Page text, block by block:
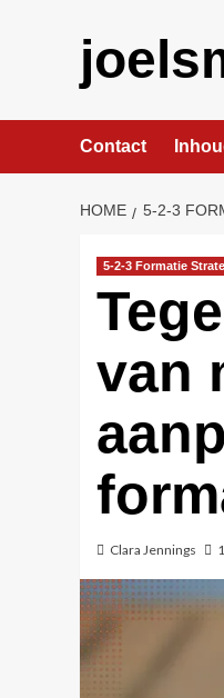
Contact
HOME 5-2-3
5-2-3 Formatie
van
Clara Jennings